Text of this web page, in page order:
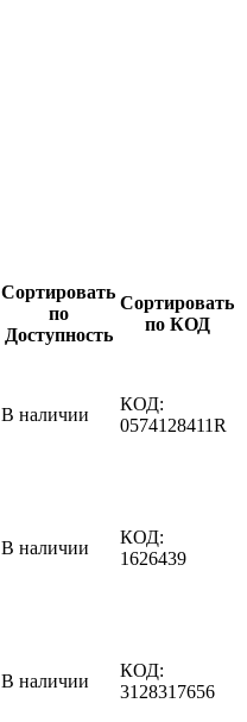
Сортировать
по
Доступность
Сортировать
по КОД
В наличии
КОД:
0574128411R
В наличии
КОД:
1626439
В наличии
КОД:
3128317656